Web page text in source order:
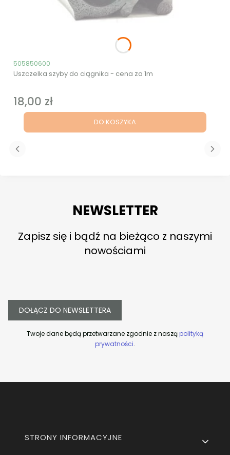
Kod produktu
505850600
Uszczelka szyby do ciągnika - cena za 1m
Cena
18,00 zł
DO KOSZYKA
NEWSLETTER
Zapisz się i bądź na bieżąco z naszymi
nowościami
DOŁĄCZ DO NEWSLETTERA
Twoje dane będą przetwarzane zgodnie z nasząpolityką
prywatności.
Linki w stopce
STRONY INFORMACYJNE